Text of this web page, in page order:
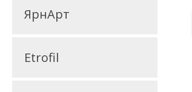
ЯрнАрт
Etrofil